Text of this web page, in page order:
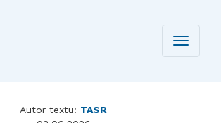
Toggle
Autor textu: TASR